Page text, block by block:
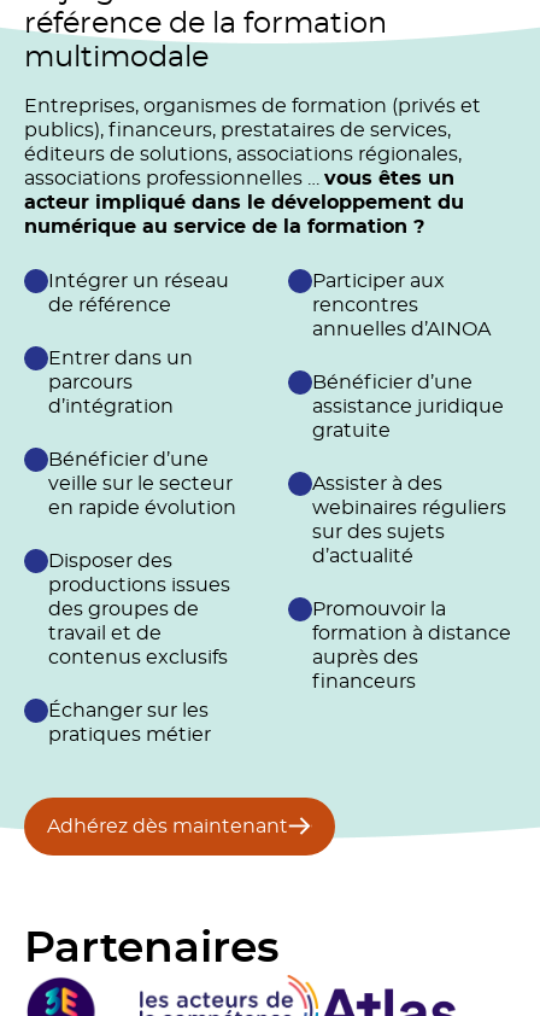
référence de la formation
multimodale
Entreprises, organismes de formation (privés et
publics), financeurs, prestataires de services,
éditeurs de solutions, associations régionales,
associations professionnelles … vous êtes un
acteur impliqué dans le développement du
numérique au service de la formation ?
Intégrer un réseau
de référence
Entrer dans un
parcours
d’intégration
Bénéficier d’une
veille sur le secteur
en rapide évolution
Disposer des
productions issues
des groupes de
travail et de
contenus exclusifs
Échanger sur les
pratiques métier
Participer aux
rencontres
annuelles d’AINOA
Bénéficier d’une
assistance juridique
gratuite
Assister à des
webinaires réguliers
sur des sujets
d’actualité
Promouvoir la
formation à distance
auprès des
financeurs
Adhérez dès maintenant
Partenaires